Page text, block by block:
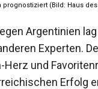
(Bild: Haus
Argentinien
Experten.
und
Erfolg